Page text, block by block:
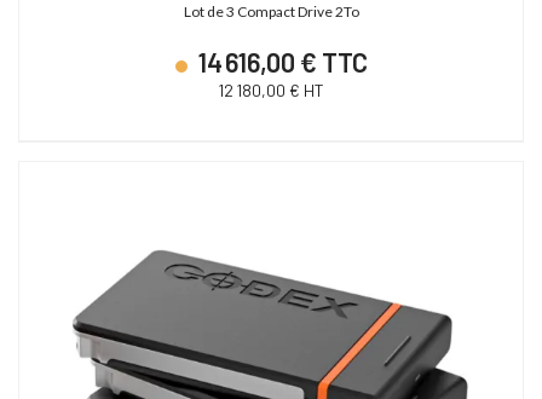
Lot de 3 Compact Drive 2To
14 616,00 € TTC
12 180,00 € HT